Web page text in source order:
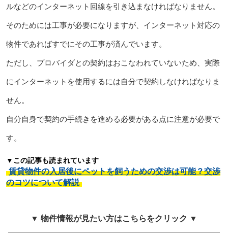
ルなどのインターネット回線を引き込まなければなりません。
そのためには工事が必要になりますが、インターネット対応の
物件であればすでにその工事が済んでいます。
ただし、プロバイダとの契約はおこなわれていないため、実際
にインターネットを使用するには自分で契約しなければなりま
せん。
自分自身で契約の手続きを進める必要がある点に注意が必要で
す。
▼この記事も読まれています
賃貸物件の入居後にペットを飼うための交渉は可能？交渉
のコツについて解説
▼ 物件情報が見たい方はこちらをクリック ▼